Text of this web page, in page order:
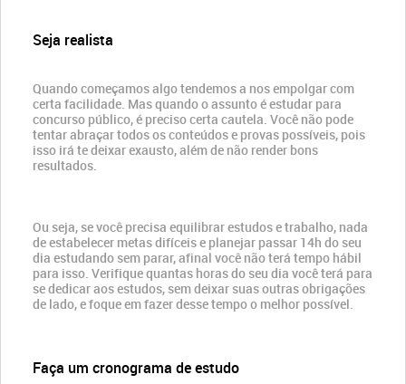
Seja realista
Quando começamos algo tendemos a nos empolgar com
certa facilidade. Mas quando o assunto é estudar para
concurso público, é preciso certa cautela. Você não pode
tentar abraçar todos os conteúdos e provas possíveis, pois
isso irá te deixar exausto, além de não render bons
resultados.
Ou seja, se você precisa equilibrar estudos e trabalho, nada
de estabelecer metas difíceis e planejar passar 14h do seu
dia estudando sem parar, afinal você não terá tempo hábil
para isso. Verifique quantas horas do seu dia você terá para
se dedicar aos estudos, sem deixar suas outras obrigações
de lado, e foque em fazer desse tempo o melhor possível.
Faça um cronograma de estudo